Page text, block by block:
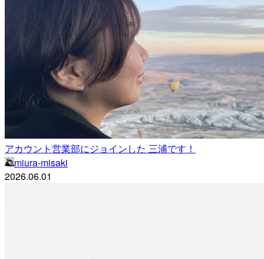
アカウント営業部にジョインした 三浦です！
miura-misaki
2026.06.01